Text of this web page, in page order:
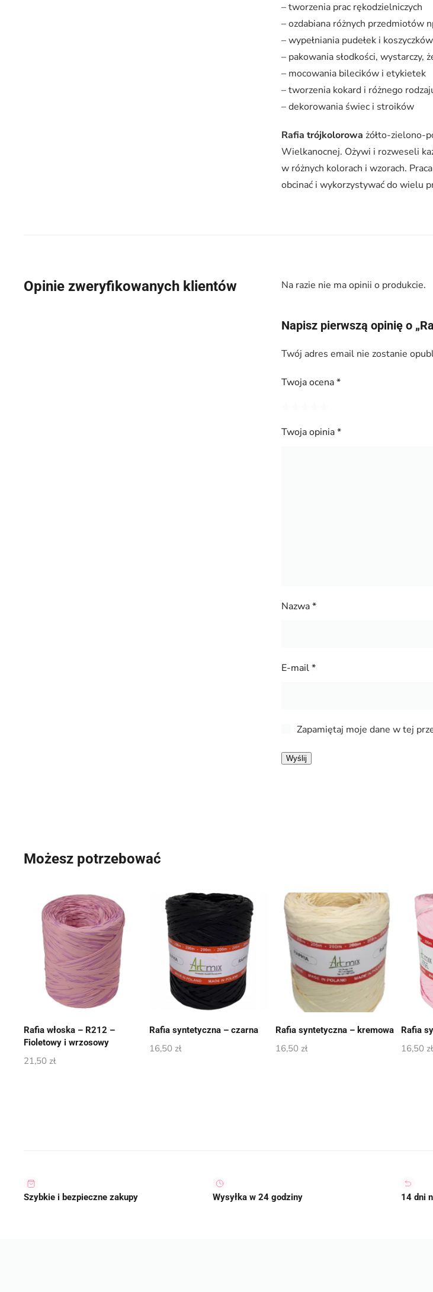
– tworzenia prac rękodzielniczych
– ozdabiana różnych przedmiotów
– wypełniania pudełek i
– pakowania słodkości, wystarczy,
– mocowania bilecików i etykietek
– tworzenia kokard i różnego
– dekorowania świec i stroików
Rafia trójkolorowa żółto-zielono-
Wielkanocnej. Ożywi i rozweseli
w różnych kolorach i wzorach.
obcinać i wykorzystywać do wielu
Opinie zweryfikowanych klientów Na razie nie ma opinii o produkcie.
Napisz pierwszą opinię o
Twój adres email nie zostanie
Twoja ocena*
Twoja opinia*
Nazwa*
E-mail*
Zapamiętaj moje dane w tej
Możesz potrzebować
Rafia włoska – R212 –
Fioletowy i wrzosowy
21,50 zł
Rafia syntetyczna – czarna
16,50 zł
Rafia syntetyczna – kremowa
16,50 zł
Rafia
16,50 zł
Szybkie i bezpieczne zakupy Wysyłka w 24 godziny 14 dni